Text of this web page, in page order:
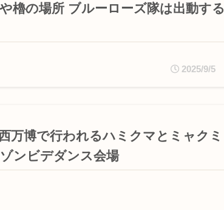
櫓の場所 ブルーローズ隊は出動する
2025/9/5
万博で行われるハミクマとミャクミ
ンビデダンス会場